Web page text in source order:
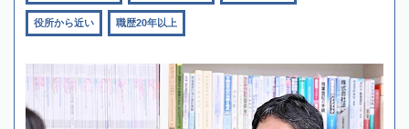
役所から近い 職歴20年以上